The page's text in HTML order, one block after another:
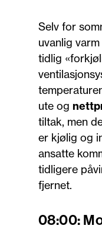
Selv for
uvanlig
tidlig
ute og
tiltak, men
er kjølig og
ansatte
tidligere
fjernet.
08:00: